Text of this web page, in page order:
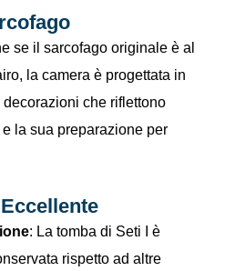
se il sarcofago originale è al
la camera è progettata in
che riflettono
e la sua preparazione per
: La tomba di Seti I è
rispetto ad altre